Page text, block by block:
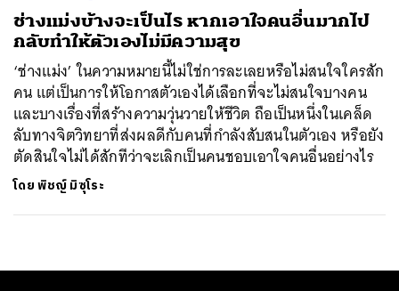
ช่างแม่งบ้างจะเป็นไร หากเอาใจคนอื่นมากไป
กลับทำให้ตัวเองไม่มีความสุข
‘ช่างแม่ง’ ในความหมายนี้ไม่ใช่การละเลยหรือไม่สนใจใครสัก
คน แต่เป็นการให้โอกาสตัวเองได้เลือกที่จะไม่สนใจบางคน
และบางเรื่องที่สร้างความวุ่นวายให้ชีวิต ถือเป็นหนึ่งในเคล็ด
ลับทางจิตวิทยาที่ส่งผลดีกับคนที่กำลังสับสนในตัวเอง หรือยัง
ตัดสินใจไม่ได้สักทีว่าจะเลิกเป็นคนชอบเอาใจคนอื่นอย่างไร
โดยพิชญ์ มิซุโระ